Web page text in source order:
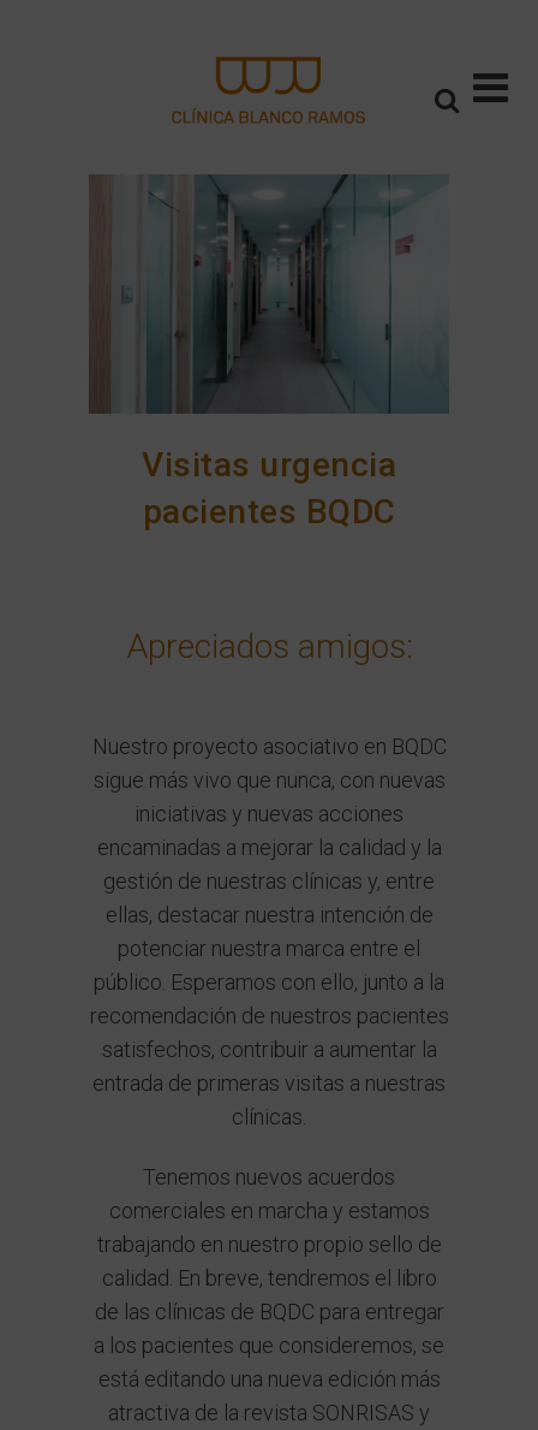
Visitas urgencia
pacientes BQDC
Apreciados amigos:
Nuestro proyecto asociativo en BQDC
sigue más vivo que nunca, con nuevas
iniciativas y nuevas acciones
encaminadas a mejorar la calidad y la
gestión de nuestras clínicas y, entre
ellas, destacar nuestra intención de
potenciar nuestra marca entre el
público. Esperamos con ello, junto a la
recomendación de nuestros pacientes
satisfechos, contribuir a aumentar la
entrada de primeras visitas a nuestras
clínicas.
Tenemos nuevos acuerdos
comerciales en marcha y estamos
trabajando en nuestro propio sello de
calidad. En breve, tendremos el libro
de las clínicas de BQDC para entregar
a los pacientes que consideremos, se
está editando una nueva edición más
atractiva de la revista SONRISAS y